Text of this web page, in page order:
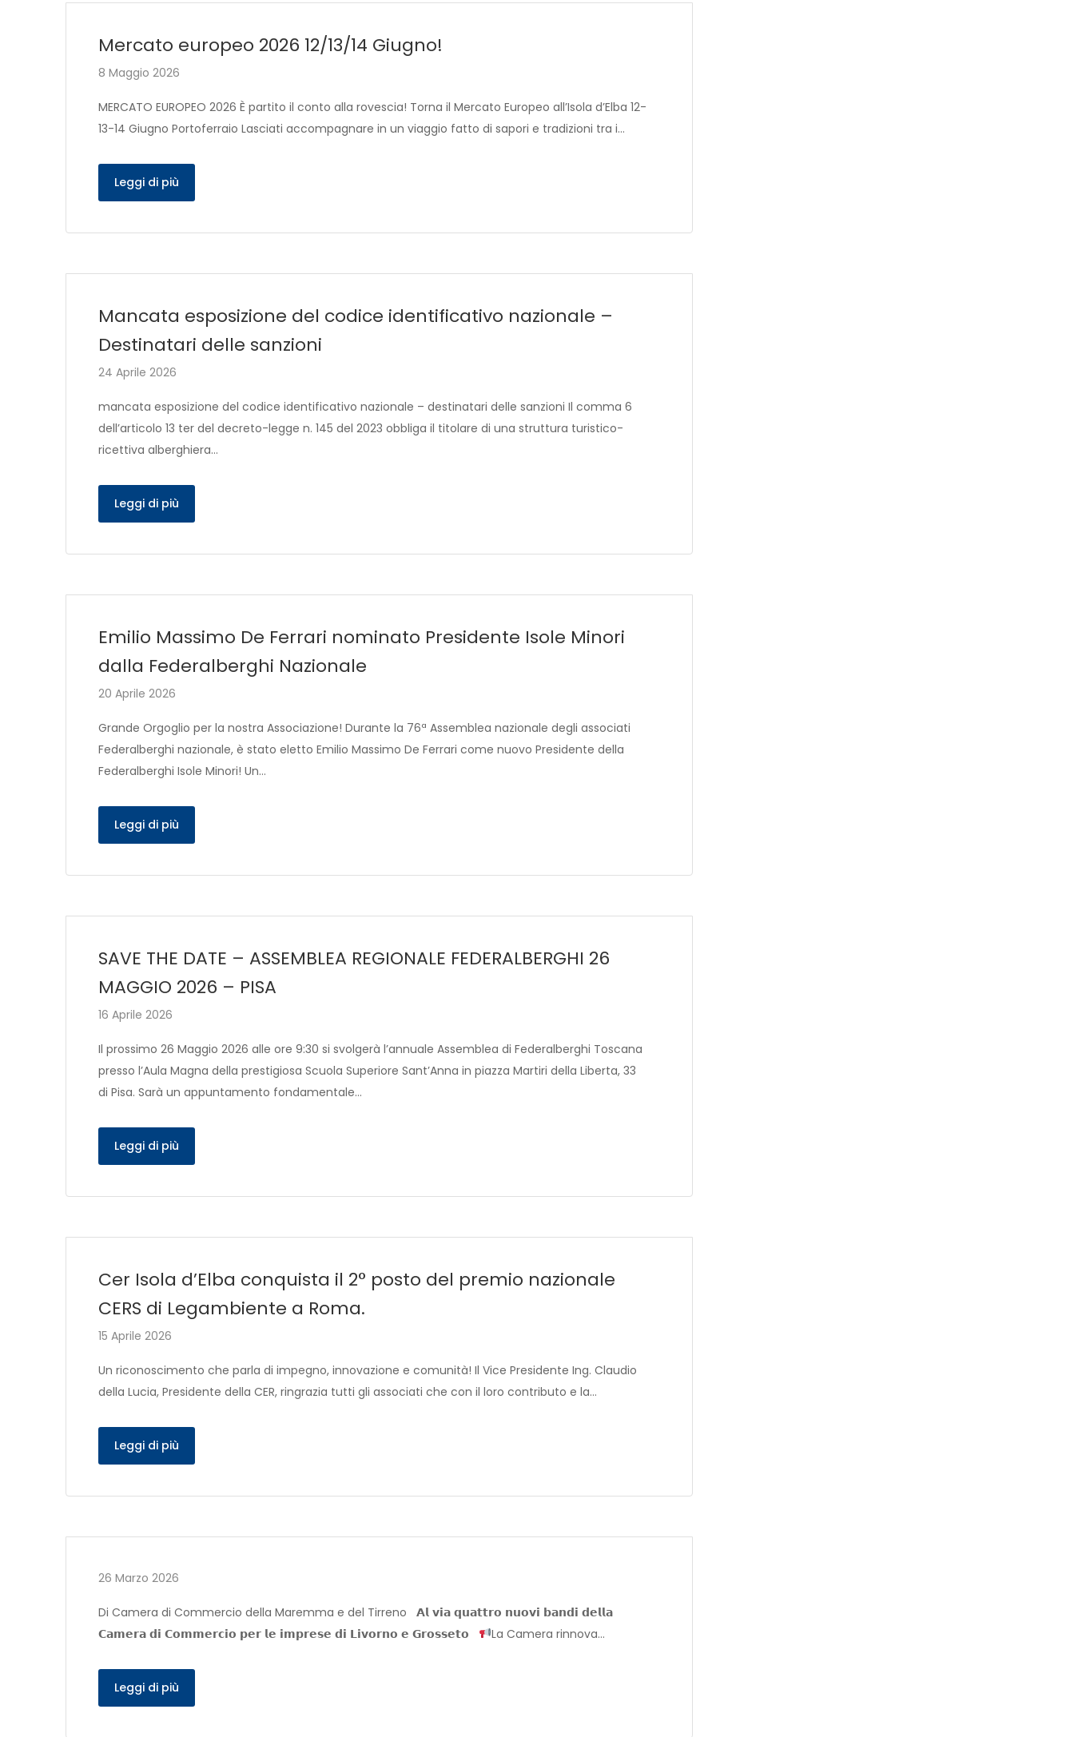
Mercato europeo 2026 12/13/14 Giugno!
8 Maggio 2026
MERCATO EUROPEO 2026 È partito il conto alla rovescia! Torna il Mercato Europeo all’Isola d’Elba 12-
13-14 Giugno Portoferraio Lasciati accompagnare in un viaggio fatto di sapori e tradizioni tra i…
Leggi di più
Mancata esposizione del codice identificativo nazionale –
Destinatari delle sanzioni
24 Aprile 2026
mancata esposizione del codice identificativo nazionale – destinatari delle sanzioni Il comma 6
dell’articolo 13 ter del decreto-legge n. 145 del 2023 obbliga il titolare di una struttura turistico-
ricettiva alberghiera…
Leggi di più
Emilio Massimo De Ferrari nominato Presidente Isole Minori
dalla Federalberghi Nazionale
20 Aprile 2026
Grande Orgoglio per la nostra Associazione! Durante la 76ª Assemblea nazionale degli associati
Federalberghi nazionale, è stato eletto Emilio Massimo De Ferrari come nuovo Presidente della
Federalberghi Isole Minori! Un…
Leggi di più
SAVE THE DATE – ASSEMBLEA REGIONALE FEDERALBERGHI 26
MAGGIO 2026 – PISA
16 Aprile 2026
Il prossimo 26 Maggio 2026 alle ore 9:30 si svolgerà l’annuale Assemblea di Federalberghi Toscana
presso l’Aula Magna della prestigiosa Scuola Superiore Sant’Anna in piazza Martiri della Liberta, 33
di Pisa. Sarà un appuntamento fondamentale…
Leggi di più
Cer Isola d’Elba conquista il 2° posto del premio nazionale
CERS di Legambiente a Roma.
15 Aprile 2026
Un riconoscimento che parla di impegno, innovazione e comunità! Il Vice Presidente Ing. Claudio
della Lucia, Presidente della CER, ringrazia tutti gli associati che con il loro contributo e la…
Leggi di più
26 Marzo 2026
Di Camera di Commercio della Maremma e del Tirreno 𝗔𝗹 𝘃𝗶𝗮 𝗾𝘂𝗮𝘁𝘁𝗿𝗼 𝗻𝘂𝗼𝘃𝗶 𝗯𝗮𝗻𝗱𝗶 𝗱𝗲𝗹𝗹𝗮
𝗖𝗮𝗺𝗲𝗿𝗮 𝗱𝗶 𝗖𝗼𝗺𝗺𝗲𝗿𝗰𝗶𝗼 𝗽𝗲𝗿 𝗹𝗲 𝗶𝗺𝗽𝗿𝗲𝘀𝗲 𝗱𝗶 𝗟𝗶𝘃𝗼𝗿𝗻𝗼 𝗲 𝗚𝗿𝗼𝘀𝘀𝗲𝘁𝗼
La Camera rinnova…
Leggi di più